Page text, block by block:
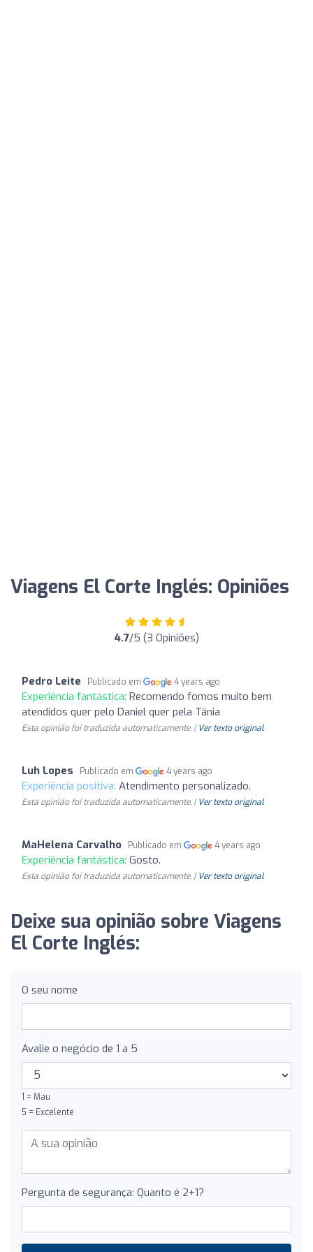
Viagens El Corte Inglés: Opiniões
4.7/5 (3 Opiniões)
Pedro Leite Publicado em 4 years ago
Experiência fantástica: Recomendo fomos muito bem
atendidos quer pelo Daniel quer pela Tânia
Esta opinião foi traduzida automaticamente. | Ver texto original
Luh Lopes Publicado em 4 years ago
Experiência positiva: Atendimento personalizado.
Esta opinião foi traduzida automaticamente. | Ver texto original
MaHelena Carvalho Publicado em 4 years ago
Experiência fantástica: Gosto.
Esta opinião foi traduzida automaticamente. | Ver texto original
Deixe sua opinião sobre Viagens
El Corte Inglés:
O seu nome
Avalie o negócio de 1 a 5
1 = Mau
5 = Excelente
Pergunta de segurança: Quanto é 2+1?